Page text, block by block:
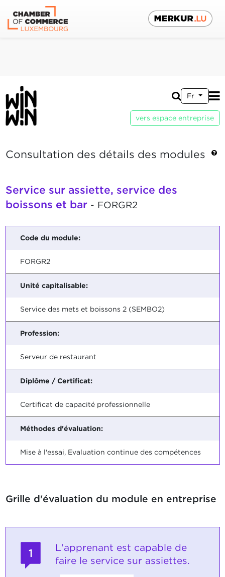
Fr
vers espace entreprise
Consultation des détails des modules
Service sur assiette, service des
boissons et bar- FORGR2
Code du module:
FORGR2
Unité capitalisable:
Service des mets et boissons 2 (SEMBO2)
Profession:
Serveur de restaurant
Diplôme / Certificat:
Certificat de capacité professionnelle
Méthodes d'évaluation:
Mise à l'essai, Evaluation continue des compétences
Grille d'évaluation du module en entreprise
1
L'apprenant est capable de
faire le service sur assiettes.